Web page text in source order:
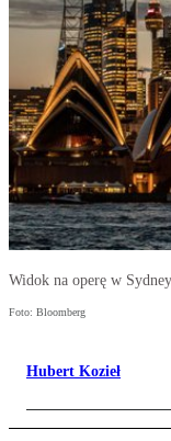
Widok na operę w Sydney
Foto: Bloomberg
Hubert Kozieł